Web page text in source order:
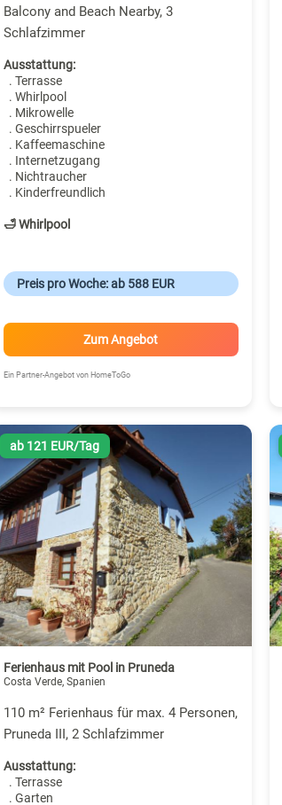
Balcony and Beach Nearby, 3
Schlafzimmer
Ausstattung:
. Terrasse
. Whirlpool
. Mikrowelle
. Geschirrspueler
. Kaffeemaschine
. Internetzugang
. Nichtraucher
. Kinderfreundlich
🛁 Whirlpool
Preis pro Woche: ab 588 EUR
Zum Angebot
Ein Partner-Angebot von HomeToGo
ab 121 EUR/Tag
Ferienhaus mit Pool in Pruneda
Costa Verde, Spanien
110 m² Ferienhaus für max. 4 Personen,
Pruneda III, 2 Schlafzimmer
Ausstattung:
. Terrasse
. Garten